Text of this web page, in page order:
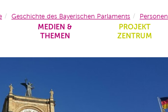
MEDIEN &
THEMEN
PROJEKT
ZENTRUM
Geschichte des Bayerischen Parlaments Personen